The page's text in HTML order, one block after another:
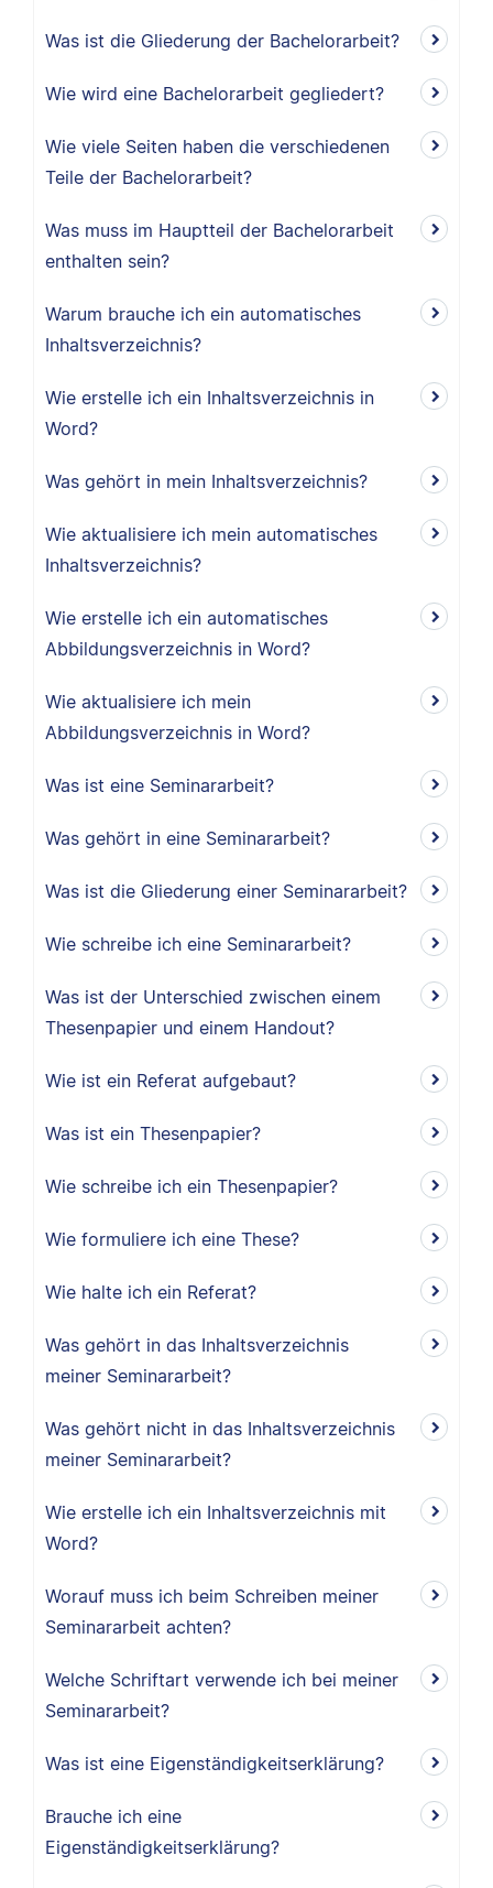
Was ist die Gliederung der Bachelorarbeit?
Wie wird eine Bachelorarbeit gegliedert?
Wie viele Seiten haben die verschiedenen
Teile der Bachelorarbeit?
Was muss im Hauptteil der Bachelorarbeit
enthalten sein?
Warum brauche ich ein automatisches
Inhaltsverzeichnis?
Wie erstelle ich ein Inhaltsverzeichnis in
Word?
Was gehört in mein Inhaltsverzeichnis?
Wie aktualisiere ich mein automatisches
Inhaltsverzeichnis?
Wie erstelle ich ein automatisches
Abbildungsverzeichnis in Word?
Wie aktualisiere ich mein
Abbildungsverzeichnis in Word?
Was ist eine Seminararbeit?
Was gehört in eine Seminararbeit?
Was ist die Gliederung einer Seminararbeit?
Wie schreibe ich eine Seminararbeit?
Was ist der Unterschied zwischen einem
Thesenpapier und einem Handout?
Wie ist ein Referat aufgebaut?
Was ist ein Thesenpapier?
Wie schreibe ich ein Thesenpapier?
Wie formuliere ich eine These?
Wie halte ich ein Referat?
Was gehört in das Inhaltsverzeichnis
meiner Seminararbeit?
Was gehört nicht in das Inhaltsverzeichnis
meiner Seminararbeit?
Wie erstelle ich ein Inhaltsverzeichnis mit
Word?
Worauf muss ich beim Schreiben meiner
Seminararbeit achten?
Welche Schriftart verwende ich bei meiner
Seminararbeit?
Was ist eine Eigenständigkeitserklärung?
Brauche ich eine
Eigenständigkeitserklärung?